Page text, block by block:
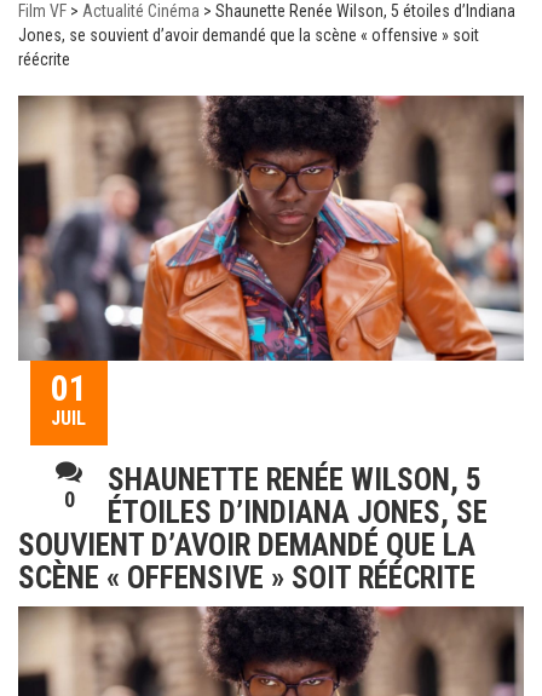
Film VF > Actualité Cinéma > Shaunette Renée Wilson, 5 étoiles d’Indiana
Jones, se souvient d’avoir demandé que la scène « offensive » soit
réécrite
01
JUIL
0
SHAUNETTE RENÉE WILSON, 5
ÉTOILES D’INDIANA JONES, SE
SOUVIENT D’AVOIR DEMANDÉ QUE LA
SCÈNE « OFFENSIVE » SOIT RÉÉCRITE